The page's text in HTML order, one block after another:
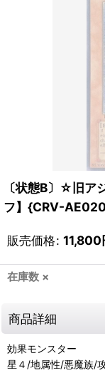
〔状態B〕☆旧ア
フ】{CRV-
販売価格: 11,800
在庫数 ×
商品詳細
効果モンスター
星４/地属性/悪魔族/